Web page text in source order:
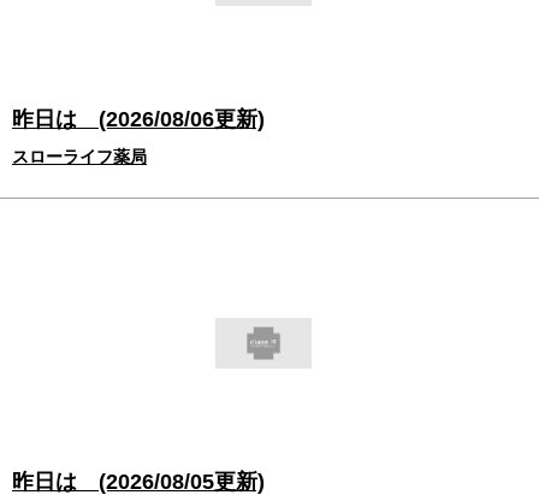
昨日は (2026/08/06更新)
スローライフ薬局
昨日は (2026/08/05更新)